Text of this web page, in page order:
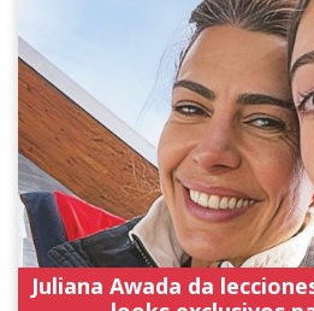
Juliana Awada da